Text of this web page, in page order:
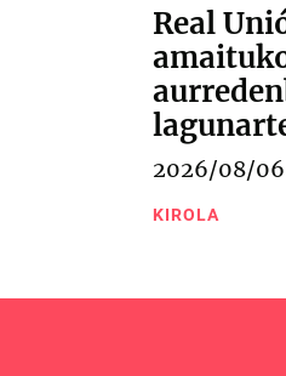
Real
2026/08/06
KIROLA